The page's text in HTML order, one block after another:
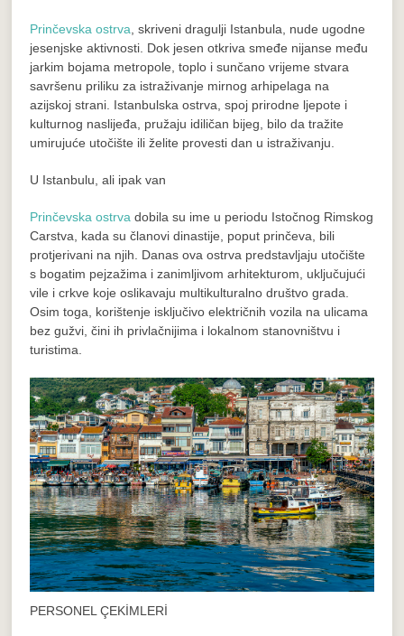
Prinčevska ostrva , skriveni dragulji Istanbula, nude ugodne
jesenjske aktivnosti. Dok jesen otkriva smeđe nijanse među
jarkim bojama metropole, toplo i sunčano vrijeme stvara
savršenu priliku za istraživanje mirnog arhipelaga na
azijskoj strani. Istanbulska ostrva, spoj prirodne ljepote i
kulturnog naslijeđa, pružaju idiličan bijeg, bilo da tražite
umirujuće utočište ili želite provesti dan u istraživanju.
U Istanbulu, ali ipak van
Prinčevska ostrva dobila su ime u periodu Istočnog Rimskog
Carstva, kada su članovi dinastije, poput prinčeva, bili
protjerivani na njih. Danas ova ostrva predstavljaju utočište
s bogatim pejzažima i zanimljivom arhitekturom, uključujući
vile i crkve koje oslikavaju multikulturalno društvo grada.
Osim toga, korištenje isključivo električnih vozila na ulicama
bez gužvi, čini ih privlačnijima i lokalnom stanovništvu i
turistima.
PERSONEL ÇEKİMLERİ